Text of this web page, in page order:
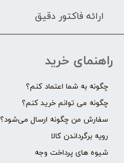
ارائه فاکتور دقیق
راهنمای خرید
چگونه به شما اعتماد کنم؟
چگونه می توانم خرید کنم؟
سفارش من چگونه ارسال می‌شود؟
رویه برگرداندن کالا
شیوه های پرداخت وجه